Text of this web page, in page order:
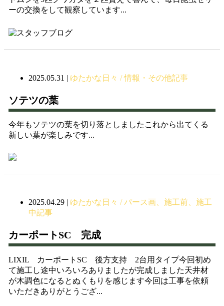
ーの交換をして観察しています...
2025.05.31 | ゆたかな日々 / 情報・その他記事
ソテツの葉
今年もソテツの葉を切り落としましたこれから出てくる
新しい葉が楽しみです...
2025.04.29| ゆたかな日々 / パース画、施工前、施工
中記事
カーポートSC 完成
LIXIL カーポートSC 後方支持 2台用タイプ今回初め
て施工し途中いろいろありましたが完成しました天井材
が木調色になるとぬくもりを感じます今回は工事を依頼
いただきありがとうござ...